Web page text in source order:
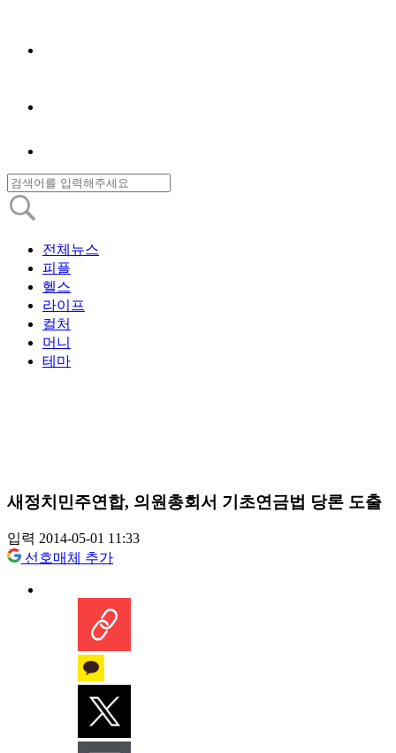
전체뉴스
피플
헬스
라이프
컬처
머니
테마
새정치민주연합, 의원총회서 기초연금법 당론 도출
입력 2014-05-01 11:33
선호매체 추가